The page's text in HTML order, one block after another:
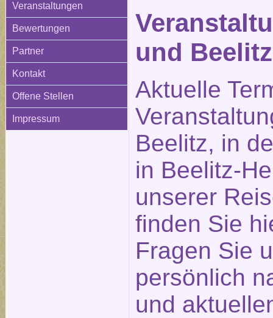
Veranstaltungen
Bewertungen
Partner
Kontakt
Offene Stellen
Impressum
und
Aktuelle
Beelitz, in
in Beelitz-
unserer
finden Sie
Fragen Sie
persönlich
und